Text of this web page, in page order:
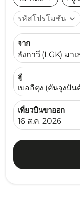
รหัสโปรโมชั่น expand_more
จาก
ลังกาวี (LGK) มาเ
สู่
เบอลีตุง (ตันจุงปั
เที่ยวบินขาออก
fc-booking-
16 ส.ค. 2026